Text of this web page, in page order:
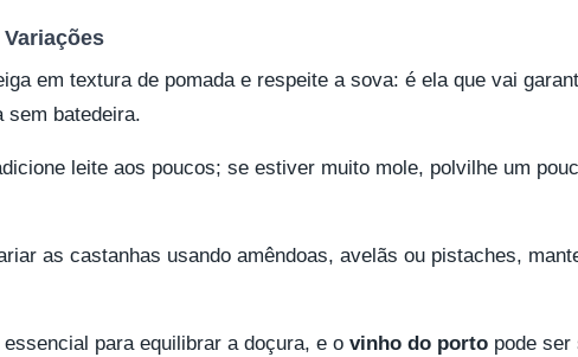
em textura de pomada e respeite a sova: é ela que vai
sem batedeira.
leite aos poucos; se estiver muito mole, polvilhe um
as castanhas usando amêndoas, avelãs ou pistaches,
para equilibrar a doçura, e o vinho do porto pode